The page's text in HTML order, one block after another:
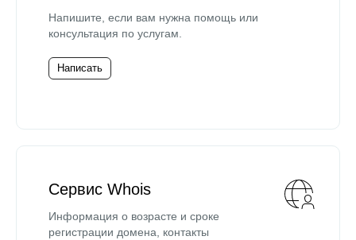
Напишите, если вам нужна помощь или
консультация по услугам.
Написать
Сервис Whois
Информация о возрасте и сроке
регистрации домена, контакты